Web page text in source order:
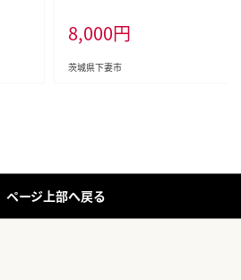
梨
し
栗
ト パック 国産 豚ロース 生姜焼き
おかず 便利 お弁当 マルリン】
8,000円
茨城県下妻市
ページ上部へ戻る